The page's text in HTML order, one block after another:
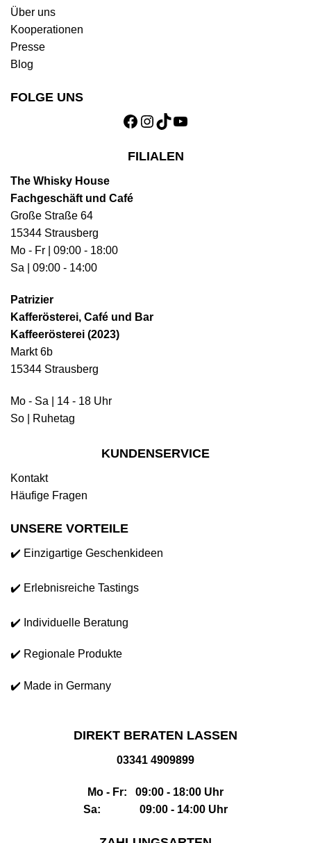
Über uns
Kooperationen
Presse
Blog
FOLGE UNS
Facebook
Instagram
TikTokYouTube
FILIALEN
The Whisky House
Fachgeschäft und Café
Große Straße 64
15344 Strausberg
Mo - Fr | 09:00 - 18:00
Sa | 09:00 - 14:00
Patrizier
Kafferösterei, Café und Bar
Kaffeerösterei (2023)
Markt 6b
15344 Strausberg
Mo - Sa | 14 - 18 Uhr
So | Ruhetag
KUNDENSERVICE
Kontakt
Häufige Fragen
UNSERE VORTEILE
✔️ Einzigartige Geschenkideen
✔️ Erlebnisreiche Tastings
✔️ Individuelle Beratung
✔️ Regionale Produkte
✔️ Made in Germany
DIREKT BERATEN LASSEN
03341 4909899
Mo - Fr: 09:00 - 18:00 Uhr
Sa: 09:00 - 14:00 Uhr